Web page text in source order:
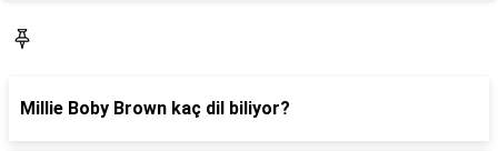
Millie Boby Brown kaç dil biliyor?